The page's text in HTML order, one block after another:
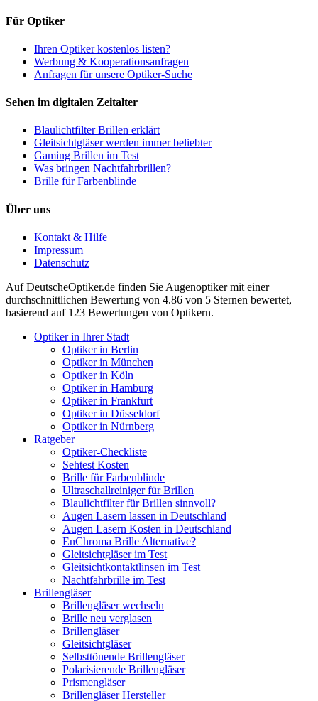
Für Optiker
Ihren Optiker kostenlos listen?
Werbung & Kooperationsanfragen
Anfragen für unsere Optiker-Suche
Sehen im digitalen Zeitalter
Blaulichtfilter Brillen erklärt
Gleitsichtgläser werden immer beliebter
Gaming Brillen im Test
Was bringen Nachtfahrbrillen?
Brille für Farbenblinde
Über uns
Kontakt & Hilfe
Impressum
Datenschutz
AufDeutscheOptiker.de finden Sie Augenoptiker mit einer
durchschnittlichen Bewertung von 4.86 von 5 Sternen bewertet,
basierend auf 123 Bewertungen von Optikern.
Optiker in Ihrer Stadt
Optiker in Berlin
Optiker in München
Optiker in Köln
Optiker in Hamburg
Optiker in Frankfurt
Optiker in Düsseldorf
Optiker in Nürnberg
Ratgeber
Optiker-Checkliste
Sehtest Kosten
Brille für Farbenblinde
Ultraschallreiniger für Brillen
Blaulichtfilter für Brillen sinnvoll?
Augen Lasern lassen in Deutschland
Augen Lasern Kosten in Deutschland
EnChroma Brille Alternative?
Gleitsichtgläser im Test
Gleitsichtkontaktlinsen im Test
Nachtfahrbrille im Test
Brillengläser
Brillengläser wechseln
Brille neu verglasen
Brillengläser
Gleitsichtgläser
Selbsttönende Brillengläser
Polarisierende Brillengläser
Prismengläser
Brillengläser Hersteller